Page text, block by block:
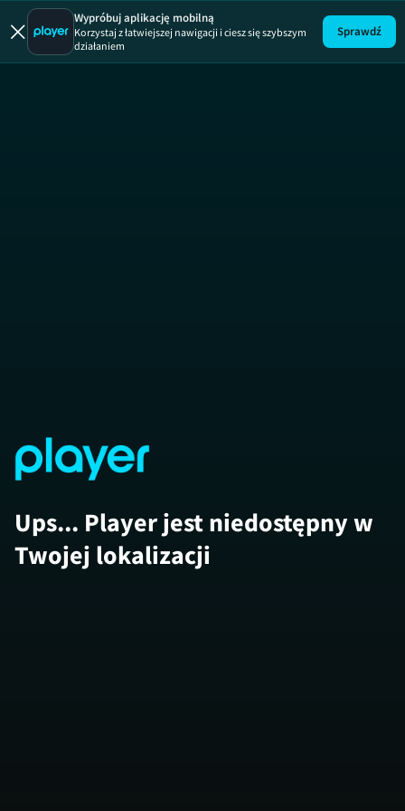
Zgłoś remont
Wypróbuj aplikację mobilną
Korzystaj z łatwiejszej nawigacji i ciesz się szybszym
działaniem
Sprawdź
Ups... Player jest niedostępny w
Twojej lokalizacji